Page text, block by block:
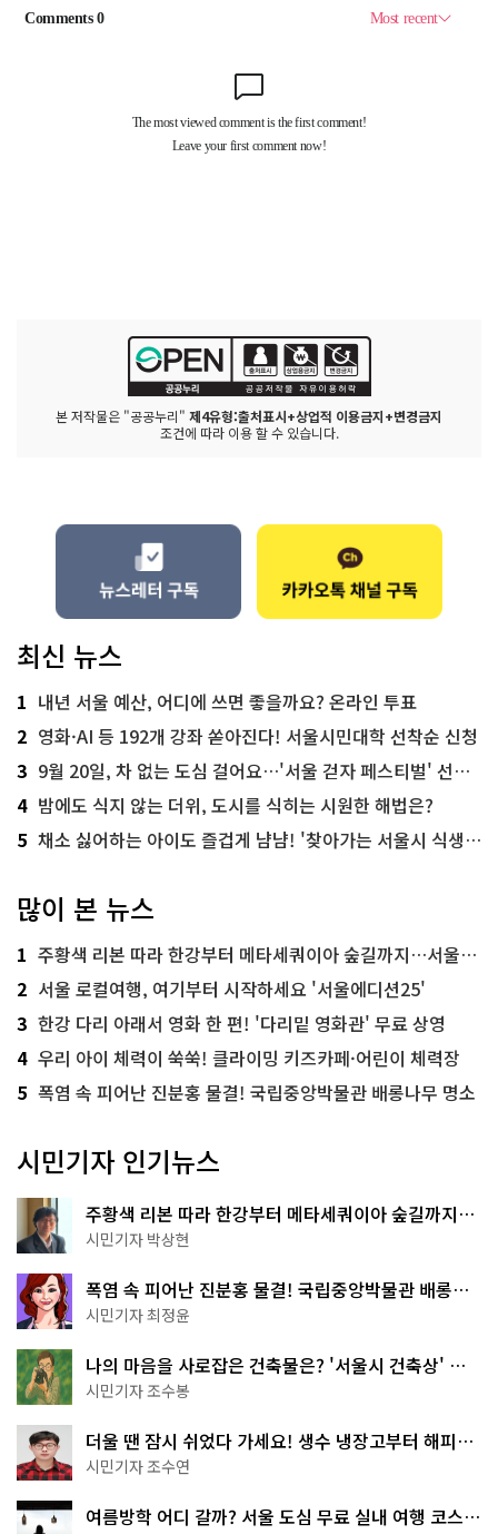
본 저작물은 "공공누리" 제4유형:출처표시+상업적 이용금지+변경금지
조건에 따라 이용 할 수 있습니다.
최신 뉴스
1 내년 서울 예산, 어디에 쓰면 좋을까요? 온라인 투표
2 영화·AI 등 192개 강좌 쏟아진다! 서울시민대학 선착순 신청
3 9월 20일, 차 없는 도심 걸어요…'서울 걷자 페스티벌' 선착순 5천명
4 밤에도 식지 않는 더위, 도시를 식히는 시원한 해법은?
5 채소 싫어하는 아이도 즐겁게 냠냠! '찾아가는 서울시 식생활 교육' 현장
많이 본 뉴스
1 주황색 리본 따라 한강부터 메타세쿼이아 숲길까지…서울둘레길 15코스
2 서울 로컬여행, 여기부터 시작하세요 '서울에디션25'
3 한강 다리 아래서 영화 한 편! '다리밑 영화관' 무료 상영
4 우리 아이 체력이 쑥쑥! 클라이밍 키즈카페·어린이 체력장
5 폭염 속 피어난 진분홍 물결! 국립중앙박물관 배롱나무 명소
시민기자 인기뉴스
주황색 리본 따라 한강부터 메타세쿼이아 숲길까지…
서울둘레길 15코스
시민기자 박상현
폭염 속 피어난 진분홍 물결! 국립중앙박물관 배롱나
무 명소
시민기자 최정윤
나의 마음을 사로잡은 건축물은? '서울시 건축상' 수
상작 공개!
시민기자 조수봉
더울 땐 잠시 쉬었다 가세요! 생수 냉장고부터 해피소
·무더위쉼터까지
시민기자 조수연
여름방학 어디 갈까? 서울 도심 무료 실내 여행 코스